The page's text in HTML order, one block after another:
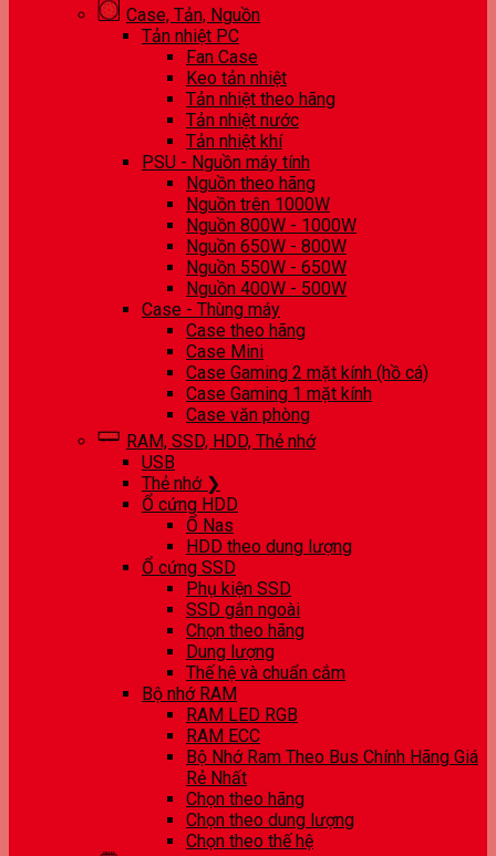
Case, Tản, Nguồn
Tản nhiệt PC
Fan Case
Keo tản nhiệt
Tản nhiệt theo hãng
Tản nhiệt nước
Tản nhiệt khí
PSU - Nguồn máy tính
Nguồn theo hãng
Nguồn trên 1000W
Nguồn 800W - 1000W
Nguồn 650W - 800W
Nguồn 550W - 650W
Nguồn 400W - 500W
Case - Thùng máy
Case theo hãng
Case Mini
Case Gaming 2 mặt kính (hồ cá)
Case Gaming 1 mặt kính
Case văn phòng
RAM, SSD, HDD, Thẻ nhớ
USB
Thẻ nhớ ❯
Ổ cứng HDD
Ổ Nas
HDD theo dung lượng
Ổ cứng SSD
Phụ kiện SSD
SSD gắn ngoài
Chọn theo hãng
Dung lượng
Thế hệ và chuẩn cắm
Bộ nhớ RAM
RAM LED RGB
RAM ECC
Bộ Nhớ Ram Theo Bus Chính Hãng Giá
Rẻ Nhất
Chọn theo hãng
Chọn theo dung lượng
Chọn theo thế hệ